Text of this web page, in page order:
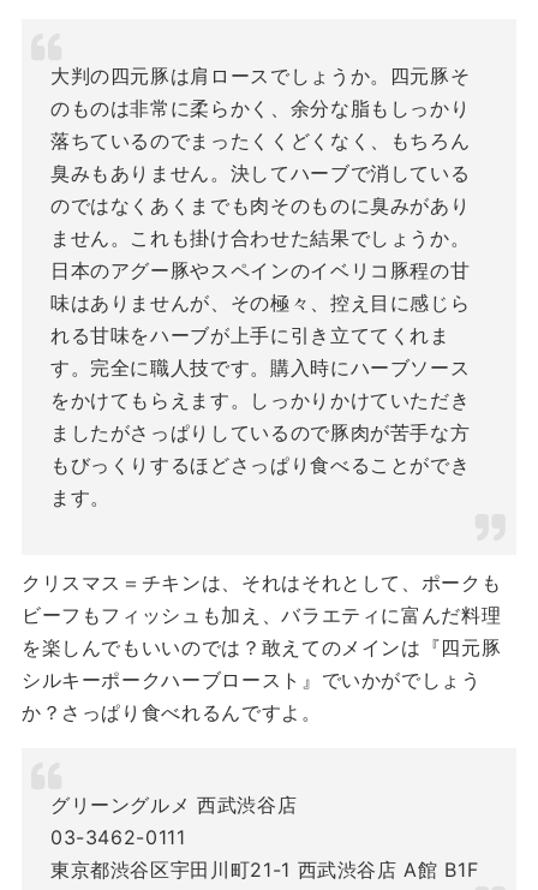
大判の四元豚は肩ロースでしょうか。四元豚そ
のものは非常に柔らかく、余分な脂もしっかり
落ちているのでまったくくどくなく、もちろん
臭みもありません。決してハーブで消している
のではなくあくまでも肉そのものに臭みがあり
ません。これも掛け合わせた結果でしょうか。
日本のアグー豚やスペインのイベリコ豚程の甘
味はありませんが、その極々、控え目に感じら
れる甘味をハーブが上手に引き立ててくれま
す。完全に職人技です。購入時にハーブソース
をかけてもらえます。しっかりかけていただき
ましたがさっぱりしているので豚肉が苦手な方
もびっくりするほどさっぱり食べることができ
ます。
クリスマス＝チキンは、それはそれとして、ポークも
ビーフもフィッシュも加え、バラエティに富んだ料理
を楽しんでもいいのでは？敢えてのメインは『四元豚
シルキーポークハーブロースト』でいかがでしょう
か？さっぱり食べれるんですよ。
グリーングルメ 西武渋谷店
03-3462-0111
東京都渋谷区宇田川町21-1 西武渋谷店 A館 B1F